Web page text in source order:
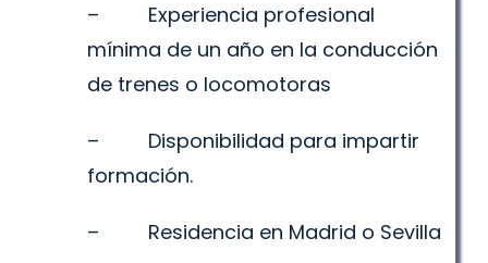
– Experiencia profesional
mínima de un año en la conducción
de trenes o locomotoras
– Disponibilidad para impartir
formación.
– Residencia en Madrid o Sevilla